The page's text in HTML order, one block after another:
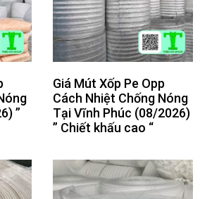
”
Giá Mút Xốp Pe Opp
Cách Nhiệt Chống Nóng
Tại Vĩnh Phúc (08/2026)
” Chiết khấu cao “